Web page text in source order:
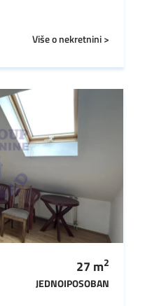
Više o nekretnini >
27 m2
JEDNOIPOSOBAN